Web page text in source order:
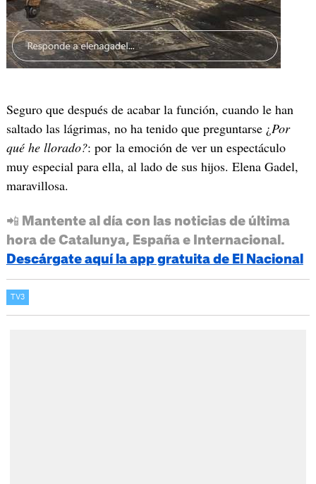
Seguro que después de acabar la función, cuando le han
saltado las lágrimas, no ha tenido que preguntarse ¿Por
qué he llorado?: por la emoción de ver un espectáculo
muy especial para ella, al lado de sus hijos. Elena Gadel,
maravillosa.
📲 Mantente al día con las noticias de última
hora de Catalunya, España e Internacional.
Descárgate aquí la app gratuita de El Nacional
TV3